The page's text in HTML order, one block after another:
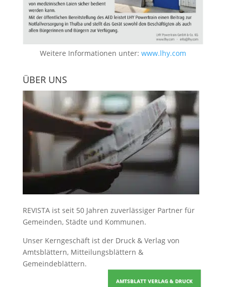
Weitere Informationen unter: www.lhy.com
ÜBER UNS
REVISTA ist seit 50 Jahren zuverlässiger Partner für
Gemeinden, Städte und Kommunen.
Unser Kerngeschäft ist der Druck & Verlag von
Amtsblättern, Mitteilungsblättern &
Gemeindeblättern.
AMTSBLATT VERLAG & DRUCK